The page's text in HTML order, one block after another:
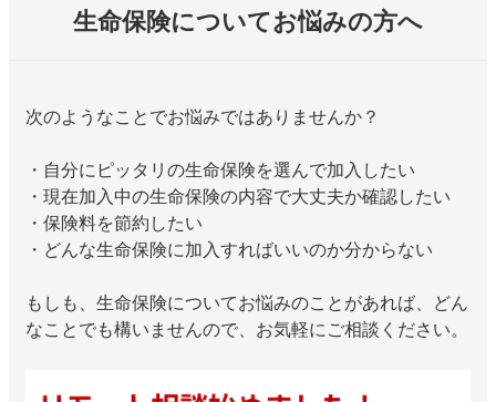
生命保険についてお悩みの方へ
次のようなことでお悩みではありませんか？
・自分にピッタリの生命保険を選んで加入したい
・現在加入中の生命保険の内容で大丈夫か確認したい
・保険料を節約したい
・どんな生命保険に加入すればいいのか分からない
もしも、生命保険についてお悩みのことがあれば、どん
なことでも構いませんので、お気軽にご相談ください。